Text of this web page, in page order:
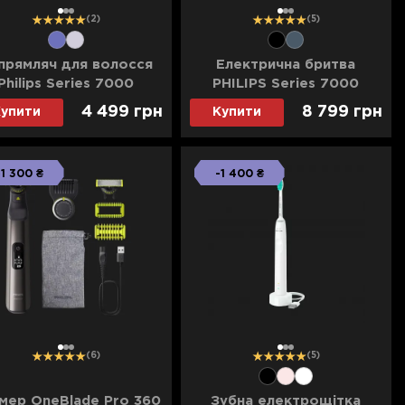
123 (2)
для волосся
Philips Series 7000
4 499 грн
12 3 (5)
Електрична бритва
PHILIPS Series 7000
(Gray/Blue)
Купити 8 799 грн
123
300 ₴
(6)
OneBlade Pro 360
12 3
-1 400 ₴
(5)
Зубна електрощітка
від